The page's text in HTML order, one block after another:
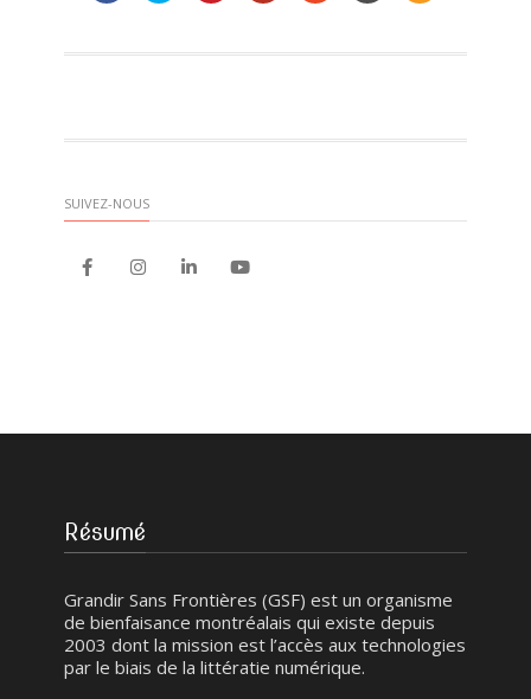
SUIVEZ-NOUS
Résumé
Grandir Sans Frontières (GSF) est un organisme
de bienfaisance montréalais qui existe depuis
2003 dont la mission est l’accès aux technologies
par le biais de la littératie numérique.